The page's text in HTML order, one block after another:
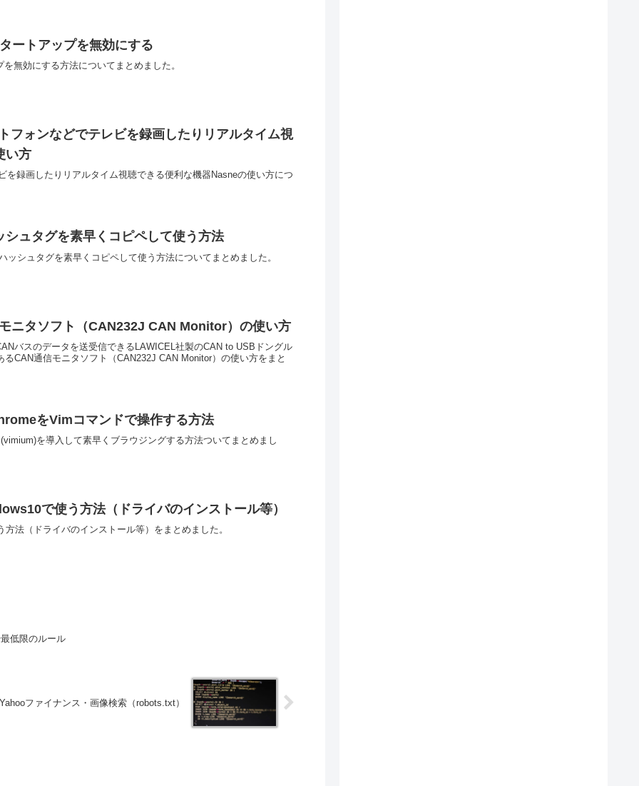
ートアップを無効にする
無効にする方法についてまとめました。
フォンなどでテレビを録画したりリアルタイム視
い方
を録画したりリアルタイム視聴できる便利な機器Nasneの使い方につ
シュタグを素早くコピペして使う方法
ッシュタグを素早くコピペして使う方法についてまとめました。
ニタソフト（CAN232J CAN Monitor）の使い方
バスのデータを送受信できるLAWICEL社製のCAN to USBドングル
CAN通信モニタソフト（CAN232J CAN Monitor）の使い方をまと
をVimコマンドで操作する方法
を導入して素早くブラウジングする方法ついてまとめまし
で使う方法（ドライバのインストール等）
法（ドライバのインストール等）をまとめました。
低限のルール
ファイナンス・画像検索（robots.txt）